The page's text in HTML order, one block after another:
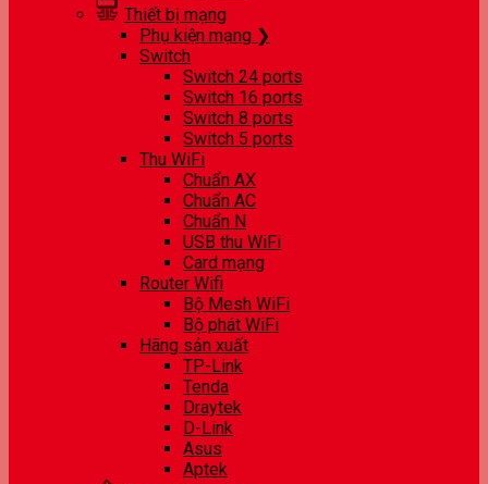
Thiết bị mạng
Phụ kiện mạng ❯
Switch
Switch 24 ports
Switch 16 ports
Switch 8 ports
Switch 5 ports
Thu WiFi
Chuẩn AX
Chuẩn AC
Chuẩn N
USB thu WiFi
Card mạng
Router Wifi
Bộ Mesh WiFi
Bộ phát WiFi
Hãng sản xuất
TP-Link
Tenda
Draytek
D-Link
Asus
Aptek